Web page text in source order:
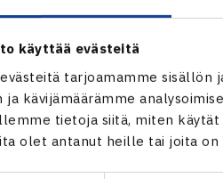
käyttää evästeitä
tarjoamamme sisällön
ja kävijämäärämme
tietoja siitä, miten käytät
olet antanut heille tai joita
Finnish Junior Tour in